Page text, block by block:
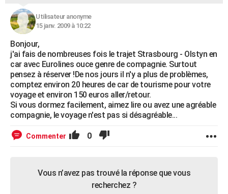
Utilisateur anonyme
15 janv. 2009 à 10:22
Bonjour,
j'ai fais de nombreuses fois le trajet Strasbourg - Olstyn en
car avec Eurolines ouce genre de compagnie. Surtout
pensez à réserver !De nos jours il n'y a plus de problèmes,
comptez environ 20 heures de car de tourisme pour votre
voyage et environ 150 euros aller/retour.
Si vous dormez facilement, aimez lire ou avez une agréable
compagnie, le voyage n'est pas si désagréable...
Commenter 0
Vous n’avez pas trouvé la réponse que vous
recherchez ?